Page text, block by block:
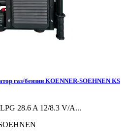
газ/бензин KOENNER-SOEHNEN KS
28.6 A 12/8.3 V/А...